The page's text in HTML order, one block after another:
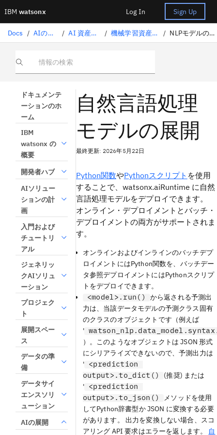
IBM watsonx Log In Sign Up
Docs / AIの展開 / AI 資産展開 / 機械学習資産導入 / NLPモデルの導入
情報の検索
ドキュメンテ
ーションのホ
ーム
IBM
watsonx の
概要
開発者ハブ
AIソリュー
ションの計
画
入門および
チュートリ
アル
ジェネリッ
クAIソリュ
ーション
プロジェク
ト
展開スペー
ス
データの準
備
データサイ
エンスソリ
ューション
AIの展開
自然言語処理
モデルの展開
最終更新: 2026年5月22日
Python関数やPythonスクリプト を使用
することで、watsonx.aiRuntime に自然
言語処理モデルをデプロイできます。
オンライン・デプロイメントとバッチ・
デプロイメントの両方がサポートされま
す。
オンラインおよびインラインのバッチデプ
ロイメントにはPython関数を、バッチデー
タ参照デプロイメントにはPythonスクリプ
トをデプロイできます。
<model>.run()
から返される予測出
力は、当該データモデルの予測クラス固有
のクラスのオブジェクトです（例えば
'
）。このようなオブジェクトは JSON 形式
にシリアライズできないので、予測出力は
' <prediction
output>.to_dict()
(推奨) または
' <prediction
output>.to_json()
メソッドを使用
してPython辞書型か JSON に変換する必要
があります。 出力を変換しない場合、スコ
アリング API 要求はエラーを返します。 自